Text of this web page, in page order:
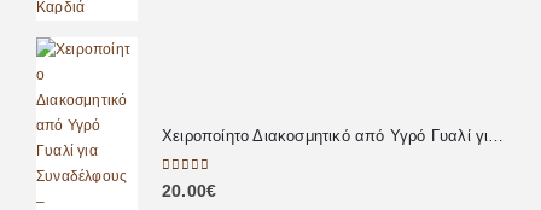
Χειροποίητο Διακοσμητικό από Υγρό Γυαλί για Συναδέλφους – Προσωποποιημένο Δώρο με Αφιέρωση
0out of 5
20.00€